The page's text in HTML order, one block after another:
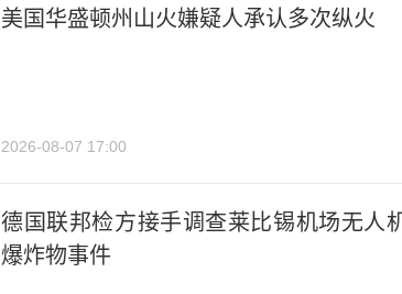
美国华盛顿州山火嫌疑人承认多次纵火
2026-08-07 17:00
德国联邦检方接手调查莱比锡机场无人
爆炸物事件